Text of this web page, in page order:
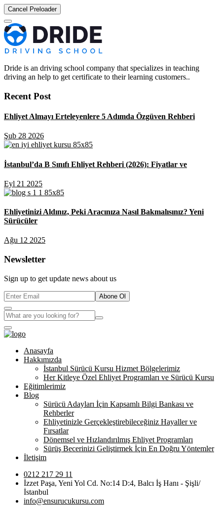
Cancel Preloader
Dride is an driving school company that specializes in teaching
driving an help to get certificate to their learning customers..
Recent Post
Ehliyet Almayı Erteleyenlere 5 Adımda Özgüven Rehberi
Şub 28 2026
İstanbul’da B Sınıfı Ehliyet Rehberi (2026): Fiyatlar ve
Eyl 21 2025
Ehliyetinizi Aldınız, Peki Aracınıza Nasıl Bakmalısınız? Yeni
Sürücüler
Ağu 12 2025
Newsletter
Sign up to get update news about us
Abone Ol
Anasayfa
Hakkımızda
İstanbul Sürücü Kursu Hizmet Bölgelerimiz
Her Kitleye Özel Ehliyet Programları ve Sürücü Kursu
Eğitimlerimiz
Blog
Sürücü Adayları İçin Kapsamlı Bilgi Bankası ve
Rehberler
Ehliyetinizle Gerçekleştirebileceğiniz Hayaller ve
Fırsatlar
Dönemsel ve Hızlandırılmış Ehliyet Programları
Sürüş Becerinizi Geliştirmek İçin En Doğru Yöntemler
İletişim
0212 217 29 11
İzzet Paşa, Yeni Yol Cd. No:14 D:4, Balcı İş Hanı - Şişli/
İstanbul
info@ensurucukursu.com